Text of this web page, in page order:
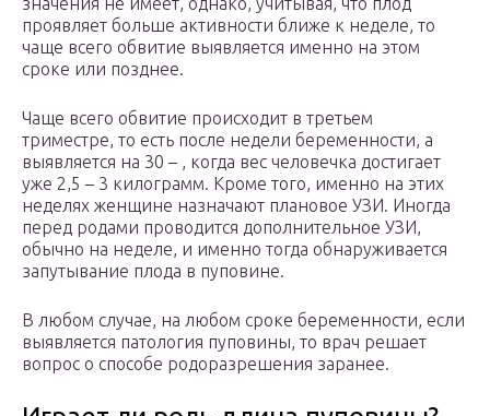
проявляет больше активности ближе к неделе, то
чаще всего обвитие выявляется именно на этом
сроке или позднее.
Чаще всего обвитие происходит в третьем
триместре, то есть после недели беременности, а
выявляется на 30 – , когда вес человечка достигает
уже 2,5 – 3 килограмм. Кроме того, именно на этих
неделях женщине назначают плановое УЗИ. Иногда
перед родами проводится дополнительное УЗИ,
обычно на неделе, и именно тогда обнаруживается
запутывание плода в пуповине.
В любом случае, на любом сроке беременности, если
выявляется патология пуповины, то врач решает
вопрос о способе родоразрешения заранее.